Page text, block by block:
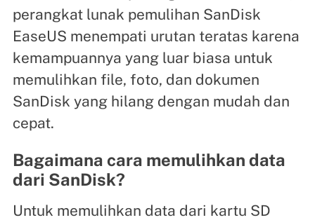
perangkat lunak pemulihan SanDisk
EaseUS menempati urutan teratas karena
kemampuannya yang luar biasa untuk
memulihkan file, foto, dan dokumen
SanDisk yang hilang dengan mudah dan
cepat.
Bagaimana cara memulihkan data
dari SanDisk?
Untuk memulihkan data dari kartu SD